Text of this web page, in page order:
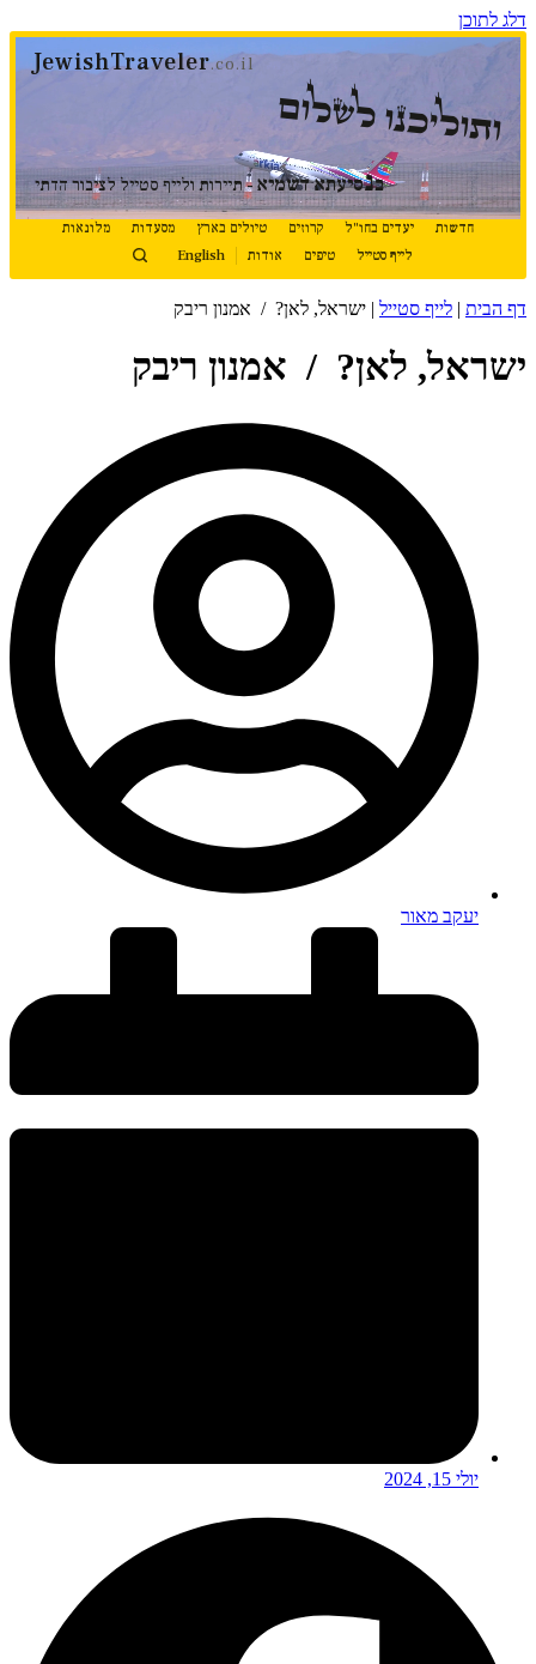
דלג לתוכן
JewishTraveler.co.il
ותוליכנו לשלום
בנסיעתא דשמיא - תיירות ולייף סטייל לציבור הדתי
חדשות יעדים בחו"ל קרוזים טיולים בארץ מסעדות
מלונאות
לייף סטייל
טיפים אודות English
דף הבית | לייף סטייל | ישראל, לאן? / אמנון ריבק
ישראל, לאן? / אמנון ריבק
יעקב מאור
יולי 15, 2024